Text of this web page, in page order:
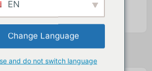
EN
Change Language
and do not switch language